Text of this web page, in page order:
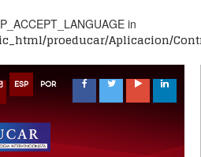
in
proeducar/Aplicacion/
ESP POR